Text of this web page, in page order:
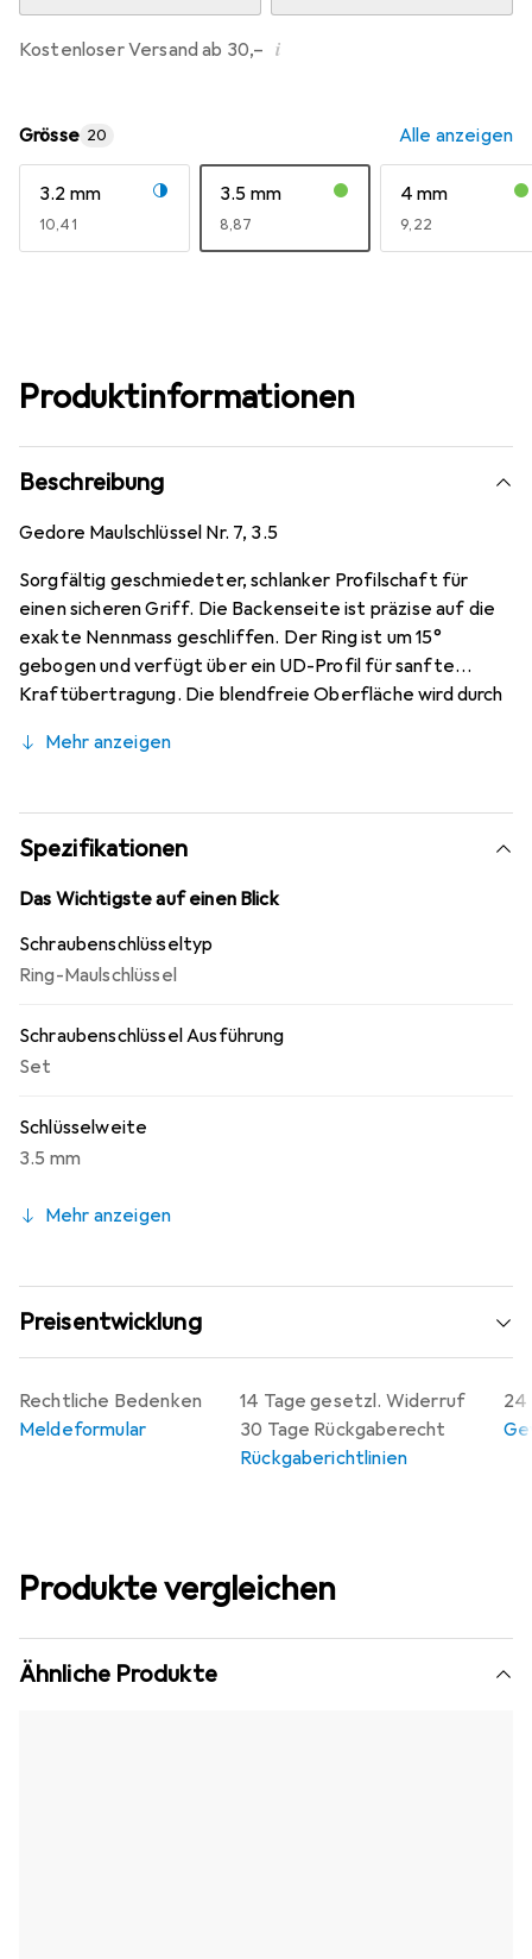
Kostenloser Versand ab 30,– i
Grösse 20 Alle anzeigen
3.2 mm
EUR
10,41
3.5 mm
EUR
8,87
4 mm
EUR
9,22
Produktinformationen
Beschreibung
Gedore Maulschlüssel Nr. 7, 3.5
Sorgfältig geschmiedeter, schlanker Profilschaft für
einen sicheren Griff. Die Backenseite ist präzise auf die
exakte Nennmass geschliffen. Der Ring ist um 15°
gebogen und verfügt über ein UD-Profil für sanfte
Kraftübertragung. Die blendfreie Oberfläche wird durch
kontinuierliche Beanspruchung.
Mehr anzeigen
Spezifikationen
Das Wichtigste auf einen Blick
Schraubenschlüsseltyp
Ring-Maulschlüssel
Schraubenschlüssel Ausführung
Set
Schlüsselweite
3.5 mm
Mehr anzeigen
Preisentwicklung
14 Tage gesetzl. Widerruf
30 Tage Rückgaberecht
Rückgaberichtlinien
24
Rechtliche Bedenken
Meldeformular
Produkte vergleichen
Ähnliche Produkte